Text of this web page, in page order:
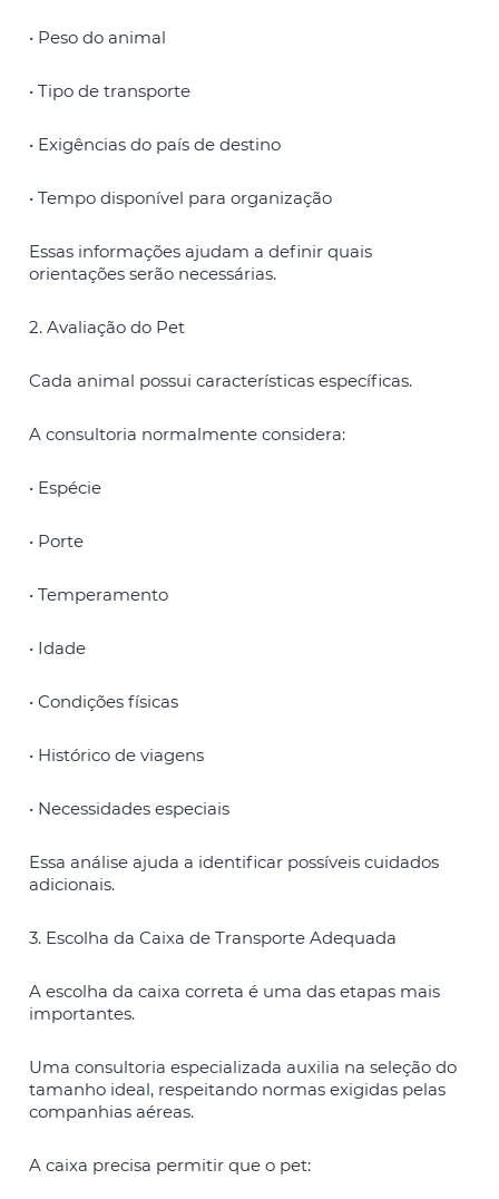
• Peso do animal
• Tipo de transporte
• Exigências do país de destino
• Tempo disponível para organização
Essas informações ajudam a definir quais
orientações serão necessárias.
2. Avaliação do Pet
Cada animal possui características específicas.
A consultoria normalmente considera:
• Espécie
• Porte
• Temperamento
• Idade
• Condições físicas
• Histórico de viagens
• Necessidades especiais
Essa análise ajuda a identificar possíveis cuidados
adicionais.
3. Escolha da Caixa de Transporte Adequada
A escolha da caixa correta é uma das etapas mais
importantes.
Uma consultoria especializada auxilia na seleção do
tamanho ideal, respeitando normas exigidas pelas
companhias aéreas.
A caixa precisa permitir que o pet: